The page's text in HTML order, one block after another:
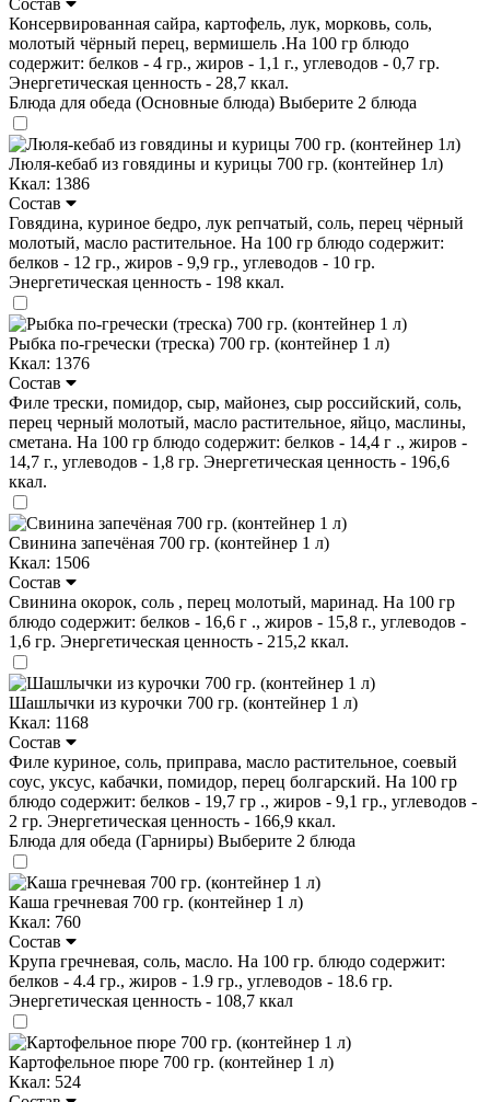
Консервированная сайра, картофель, лук, морковь, соль,
молотый чёрный перец, вермишель .На 100 гр блюдо
содержит: белков - 4 гр., жиров - 1,1 г., углеводов - 0,7 гр.
Энергетическая ценность - 28,7 ккал.
Блюда для обеда (Основные блюда) Выберите 2 блюда
Люля-кебаб из говядины и курицы 700 гр. (контейнер 1л)
Ккал: 1386
Состав
Говядина, куриное бедро, лук репчатый, соль, перец чёрный
молотый, масло растительное. На 100 гр блюдо содержит:
белков - 12 гр., жиров - 9,9 гр., углеводов - 10 гр.
Энергетическая ценность - 198 ккал.
Рыбка по-гречески (треска) 700 гр. (контейнер 1 л)
Ккал: 1376
Состав
Филе трески, помидор, сыр, майонез, сыр российский, соль,
перец черный молотый, масло растительное, яйцо, маслины,
сметана. На 100 гр блюдо содержит: белков - 14,4 г ., жиров -
14,7 г., углеводов - 1,8 гр. Энергетическая ценность - 196,6
ккал.
Свинина запечёная 700 гр. (контейнер 1 л)
Ккал: 1506
Состав
Свинина окорок, соль , перец молотый, маринад. На 100 гр
блюдо содержит: белков - 16,6 г ., жиров - 15,8 г., углеводов -
1,6 гр. Энергетическая ценность - 215,2 ккал.
Шашлычки из курочки 700 гр. (контейнер 1 л)
Ккал: 1168
Состав
Филе куриное, соль, приправа, масло растительное, соевый
соус, уксус, кабачки, помидор, перец болгарский. На 100 гр
блюдо содержит: белков - 19,7 гр ., жиров - 9,1 гр., углеводов -
2 гр. Энергетическая ценность - 166,9 ккал.
Блюда для обеда (Гарниры) Выберите 2 блюда
Каша гречневая 700 гр. (контейнер 1 л)
Ккал: 760
Состав
Крупа гречневая, соль, масло. На 100 гр. блюдо содержит:
белков - 4.4 гр., жиров - 1.9 гр., углеводов - 18.6 гр.
Энергетическая ценность - 108,7 ккал
Картофельное пюре 700 гр. (контейнер 1 л)
Ккал: 524